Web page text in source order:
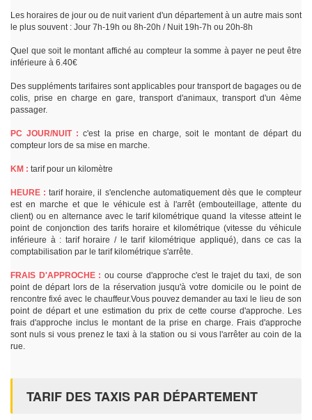
Les horaires de jour ou de nuit varient d'un département à un autre mais sont
le plus souvent : Jour 7h-19h ou 8h-20h / Nuit 19h-7h ou 20h-8h
Quel que soit le montant affiché au compteur la somme à payer ne peut être
inférieure à 6.40€
Des suppléments tarifaires sont applicables pour transport de bagages ou de
colis, prise en charge en gare, transport d'animaux, transport d'un 4ème
passager.
PC JOUR/NUIT : c'est la prise en charge, soit le montant de départ du
compteur lors de sa mise en marche.
KM : tarif pour un kilomètre
HEURE : tarif horaire, il s'enclenche automatiquement dès que le compteur
est en marche et que le véhicule est à l'arrêt (embouteillage, attente du
client) ou en alternance avec le tarif kilométrique quand la vitesse atteint le
point de conjonction des tarifs horaire et kilométrique (vitesse du véhicule
inférieure à : tarif horaire / le tarif kilométrique appliqué), dans ce cas la
comptabilisation par le tarif kilométrique s'arrête.
FRAIS D'APPROCHE : ou course d'approche c'est le trajet du taxi, de son
point de départ lors de la réservation jusqu'à votre domicile ou le point de
rencontre fixé avec le chauffeur.Vous pouvez demander au taxi le lieu de son
point de départ et une estimation du prix de cette course d'approche. Les
frais d'approche inclus le montant de la prise en charge. Frais d'approche
sont nuls si vous prenez le taxi à la station ou si vous l'arrêter au coin de la
rue.
TARIF DES TAXIS PAR DÉPARTEMENT